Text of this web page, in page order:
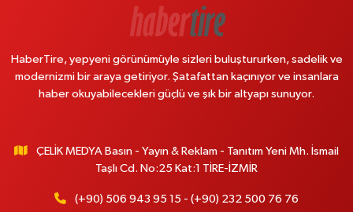
HaberTire, yepyeni görünümüyle sizleri buluştururken, sadelik ve
modernizmi bir araya getiriyor. Şatafattan kaçınıyor ve insanlara
haber okuyabilecekleri güçlü ve şık bir altyapı sunuyor.
ÇELİK MEDYA Basın - Yayın & Reklam - Tanıtım Yeni Mh. İsmail
Taşlı Cd. No:25 Kat:1 TİRE-İZMİR
(+90) 506 943 95 15 - (+90) 232 500 76 76